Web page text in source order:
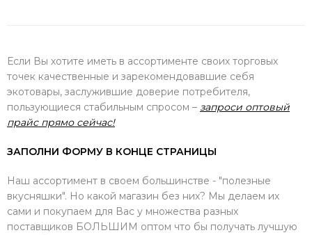
Если Вы хотите иметь в ассортименте своих торговых
точек качественные и зарекомендовавшие себя
экотовары, заслужившие доверие потребителя,
пользующиеся стабильным спросом – запроси оптовый
прайс прямо сейчас!
ЗАПОЛНИ ФОРМУ В КОНЦЕ СТРАНИЦЫ
Наш ассортимент в своем большинстве - "полезные
вкусняшки". Но какой магазин без них? Мы делаем их
сами и покупаем для Вас у множества разных
поставщиков БОЛЬШИМ оптом что бы получать лучшую